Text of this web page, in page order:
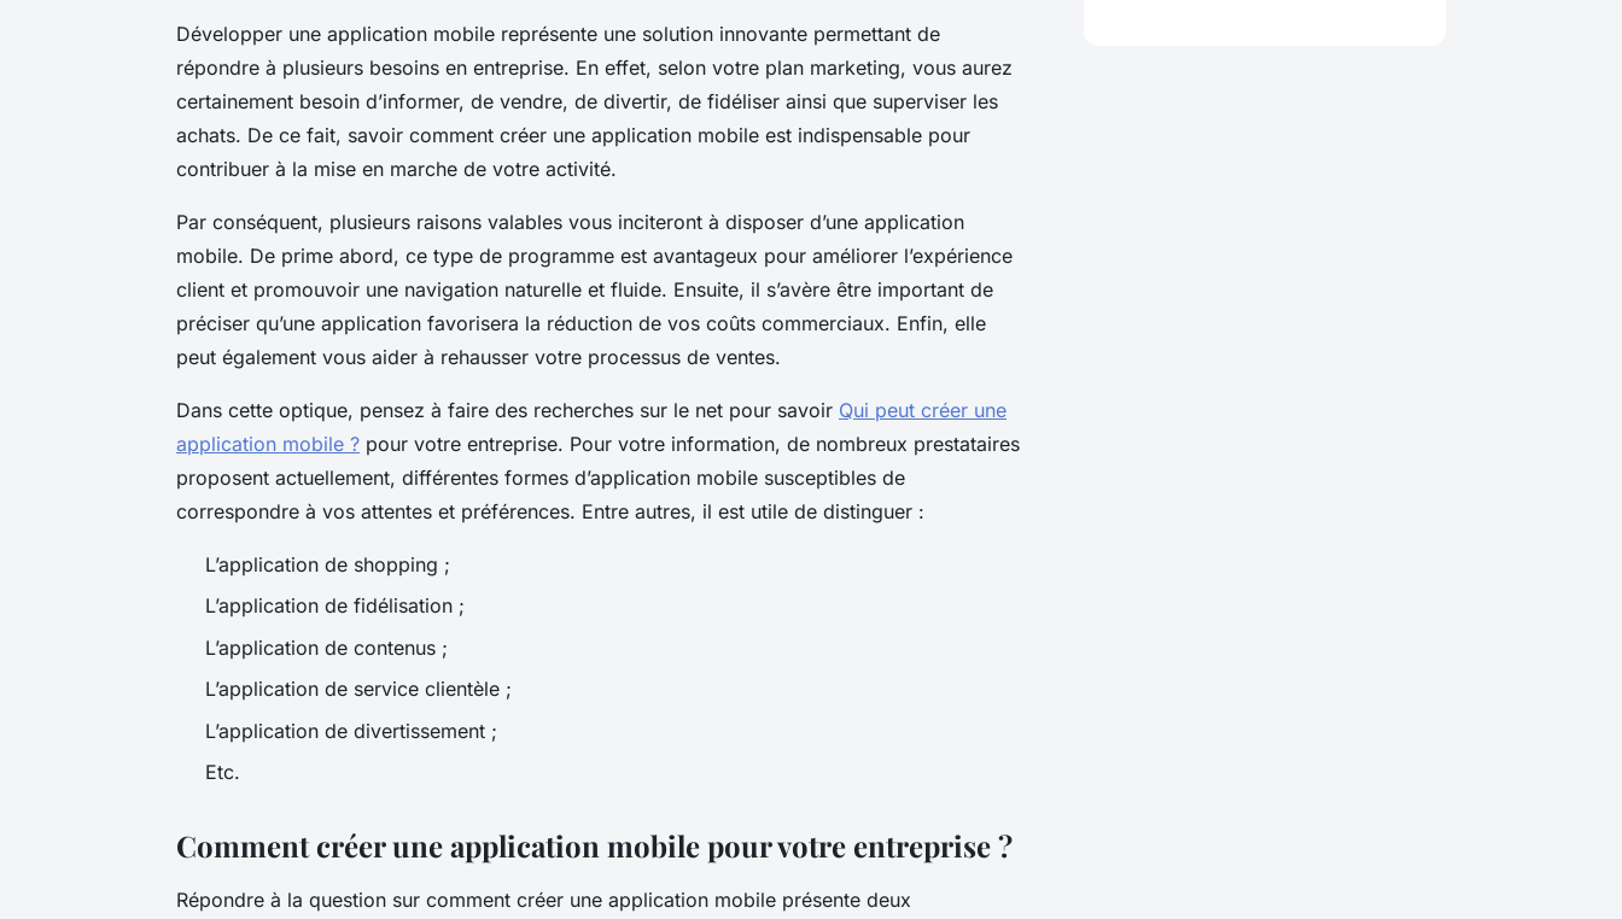
Développer une application mobile représente une solution innovante permettant de
répondre à plusieurs besoins en entreprise. En effet, selon votre plan marketing, vous aurez
certainement besoin d’informer, de vendre, de divertir, de fidéliser ainsi que superviser les
achats. De ce fait, savoir comment créer une application mobile est indispensable pour
contribuer à la mise en marche de votre activité.
Par conséquent, plusieurs raisons valables vous inciteront à disposer d’une application
mobile. De prime abord, ce type de programme est avantageux pour améliorer l’expérience
client et promouvoir une navigation naturelle et fluide. Ensuite, il s’avère être important de
préciser qu’une application favorisera la réduction de vos coûts commerciaux. Enfin, elle
peut également vous aider à rehausser votre processus de ventes.
Dans cette optique, pensez à faire des recherches sur le net pour savoir Qui peut créer une
application mobile ? pour votre entreprise. Pour votre information, de nombreux prestataires
proposent actuellement, différentes formes d’application mobile susceptibles de
correspondre à vos attentes et préférences. Entre autres, il est utile de distinguer :
L’application de shopping ;
L’application de fidélisation ;
L’application de contenus ;
L’application de service clientèle ;
L’application de divertissement ;
Etc.
Comment créer une application mobile pour votre entreprise ?
Répondre à la question sur comment créer une application mobile présente deux